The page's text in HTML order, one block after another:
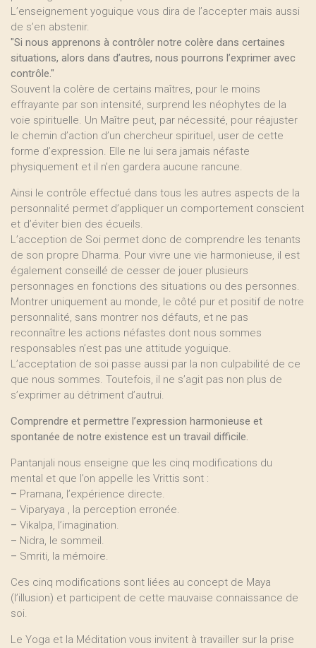
L’enseignement yoguique vous dira de l’accepter mais aussi
de s’en abstenir.
"Si nous apprenons à contrôler notre colère dans certaines
situations, alors dans d’autres, nous pourrons l’exprimer avec
contrôle."
Souvent la colère de certains maîtres, pour le moins
effrayante par son intensité, surprend les néophytes de la
voie spirituelle. Un Maître peut, par nécessité, pour réajuster
le chemin d’action d’un chercheur spirituel, user de cette
forme d’expression. Elle ne lui sera jamais néfaste
physiquement et il n’en gardera aucune rancune.
Ainsi le contrôle effectué dans tous les autres aspects de la
personnalité permet d’appliquer un comportement conscient
et d’éviter bien des écueils.
L’acception de Soi permet donc de comprendre les tenants
de son propre Dharma. Pour vivre une vie harmonieuse, il est
également conseillé de cesser de jouer plusieurs
personnages en fonctions des situations ou des personnes.
Montrer uniquement au monde, le côté pur et positif de notre
personnalité, sans montrer nos défauts, et ne pas
reconnaître les actions néfastes dont nous sommes
responsables n’est pas une attitude yoguique.
L’acceptation de soi passe aussi par la non culpabilité de ce
que nous sommes. Toutefois, il ne s’agit pas non plus de
s’exprimer au détriment d’autrui.
Comprendre et permettre l’expression harmonieuse et
spontanée de notre existence est un travail difficile.
Pantanjali nous enseigne que les cinq modifications du
mental et que l’on appelle les Vrittis sont :
– Pramana, l’expérience directe.
– Viparyaya , la perception erronée.
– Vikalpa, l’imagination.
– Nidra, le sommeil.
– Smriti, la mémoire.
Ces cinq modifications sont liées au concept de Maya
(l’illusion) et participent de cette mauvaise connaissance de
soi.
Le Yoga et la Méditation vous invitent à travailler sur la prise